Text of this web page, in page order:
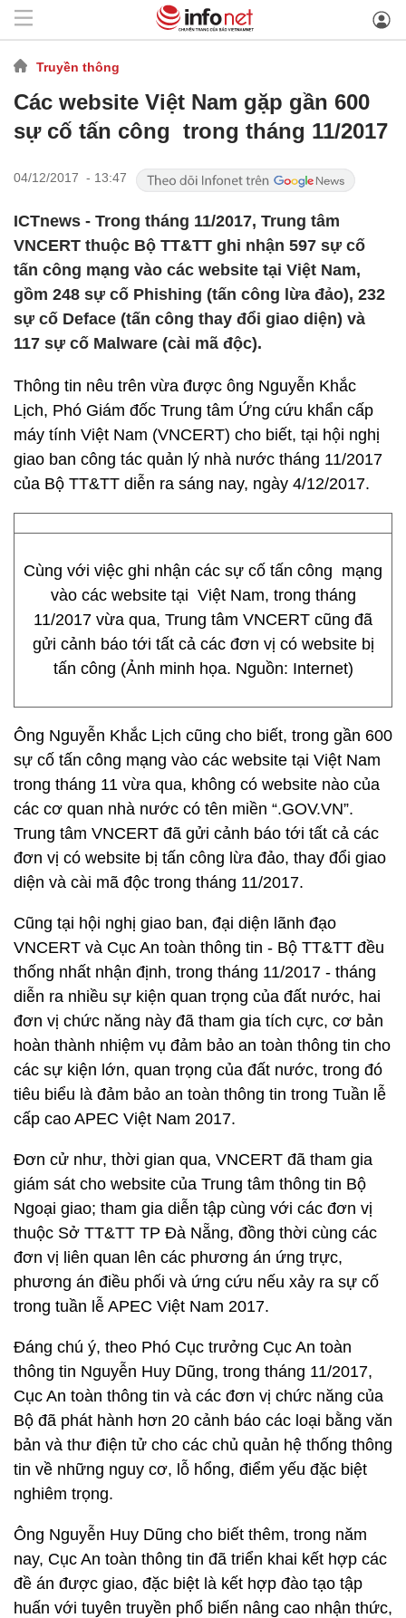
Truyền thông
Các website Việt Nam gặp gần 600
sự cố tấn công trong tháng 11/2017
04/12/2017 - 13:47
ICTnews - Trong tháng 11/2017, Trung tâm
VNCERT thuộc Bộ TT&TT ghi nhận 597 sự cố
tấn công mạng vào các website tại Việt Nam,
gồm 248 sự cố Phishing (tấn công lừa đảo), 232
sự cố Deface (tấn công thay đổi giao diện) và
117 sự cố Malware (cài mã độc).
Thông tin nêu trên vừa được ông Nguyễn Khắc
Lịch, Phó Giám đốc Trung tâm Ứng cứu khẩn cấp
máy tính Việt Nam (VNCERT) cho biết, tại hội nghị
giao ban công tác quản lý nhà nước tháng 11/2017
của Bộ TT&TT diễn ra sáng nay, ngày 4/12/2017.
Cùng với việc ghi nhận các sự cố tấn công mạng
vào các website tại Việt Nam, trong tháng
11/2017 vừa qua, Trung tâm VNCERT cũng đã
gửi cảnh báo tới tất cả các đơn vị có website bị
tấn công (Ảnh minh họa. Nguồn: Internet)
Ông Nguyễn Khắc Lịch cũng cho biết, trong gần 600
sự cố tấn công mạng vào các website tại Việt Nam
trong tháng 11 vừa qua, không có website nào của
các cơ quan nhà nước có tên miền “.GOV.VN”.
Trung tâm VNCERT đã gửi cảnh báo tới tất cả các
đơn vị có website bị tấn công lừa đảo, thay đổi giao
diện và cài mã độc trong tháng 11/2017.
Cũng tại hội nghị giao ban, đại diện lãnh đạo
VNCERT và Cục An toàn thông tin - Bộ TT&TT đều
thống nhất nhận định, trong tháng 11/2017 - tháng
diễn ra nhiều sự kiện quan trọng của đất nước, hai
đơn vị chức năng này đã tham gia tích cực, cơ bản
hoàn thành nhiệm vụ đảm bảo an toàn thông tin cho
các sự kiện lớn, quan trọng của đất nước, trong đó
tiêu biểu là đảm bảo an toàn thông tin trong Tuần lễ
cấp cao APEC Việt Nam 2017.
Đơn cử như, thời gian qua, VNCERT đã tham gia
giám sát cho website của Trung tâm thông tin Bộ
Ngoại giao; tham gia diễn tập cùng với các đơn vị
thuộc Sở TT&TT TP Đà Nẵng, đồng thời cùng các
đơn vị liên quan lên các phương án ứng trực,
phương án điều phối và ứng cứu nếu xảy ra sự cố
trong tuần lễ APEC Việt Nam 2017.
Đáng chú ý, theo Phó Cục trưởng Cục An toàn
thông tin Nguyễn Huy Dũng, trong tháng 11/2017,
Cục An toàn thông tin và các đơn vị chức năng của
Bộ đã phát hành hơn 20 cảnh báo các loại bằng văn
bản và thư điện tử cho các chủ quản hệ thống thông
tin về những nguy cơ, lỗ hổng, điểm yếu đặc biệt
nghiêm trọng.
Ông Nguyễn Huy Dũng cho biết thêm, trong năm
nay, Cục An toàn thông tin đã triển khai kết hợp các
đề án được giao, đặc biệt là kết hợp đào tạo tập
huấn với tuyên truyền phổ biến nâng cao nhận thức,